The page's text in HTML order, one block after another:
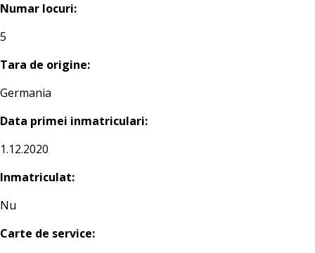
Numar locuri:
5
Tara de origine:
Germania
Data primei inmatriculari:
1.12.2020
Inmatriculat:
Nu
Carte de service: